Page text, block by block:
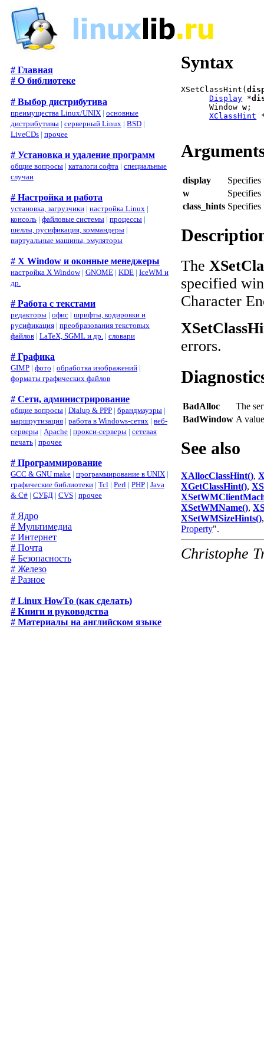
# Главная
# О библиотеке
# Выбор дистрибутива
преимущества Linux/UNIX | основные
дистрибутивы | серверный Linux | BSD |
LiveCDs | прочее
# Установка и удаление программ
общие вопросы | каталоги софта | специальные
случаи
# Настройка и работа
установка, загрузчики | настройка Linux |
консоль | файловые системы | процессы |
шеллы, русификация, коммандеры |
виртуальные машины, эмуляторы
# X Window и оконные менеджеры
настройка X Window| GNOME | KDE | IceWM и
др.
# Работа с текстами
редакторы | офис | шрифты, кодировки и
русификация | преобразования текстовых
файлов | LaTeX, SGML и др. | словари
# Графика
GIMP | фото | обработка изображений |
форматы графических файлов
# Сети, администрирование
общие вопросы | Dialup & PPP | брандмауэры |
маршрутизация | работа в Windows-сетях | веб-
серверы | Apache | прокси-серверы | сетевая
печать | прочее
# Программирование
GCC & GNU make | программирование в UNIX |
графические библиотеки | Tcl | Perl | PHP | Java
& C# | СУБД | CVS | прочее
# Ядро
# Мультимедиа
# Интернет
# Почта
# Безопасность
# Железо
# Разное
# Linux HowTo (как сделать)
# Книги и руководства
# Материалы на английском языке
Syntax
XSetClassHint(
Display *
      Window
w ;
XClassHint
display
Specifies
w
class_hints
The
specified
Character
errors.
BadAlloc
The
BadWindow A
See also
XAllocClassHint(),
XGetClassHint(),
XSetWMName(),
XSetWMSizeHints()
Property".
Christophe